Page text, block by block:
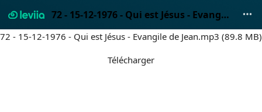
72 - 15-12-1976 - Qui est Jésus - Evangile de Jean.mp3
72 - 15-12-1976 - Qui est Jésus - Evangile de Jean.mp3 (89.8 MB)
Télécharger